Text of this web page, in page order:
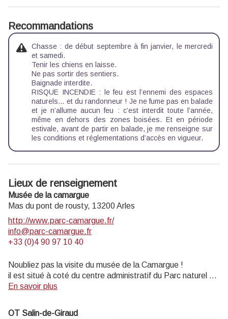
Recommandations
Chasse : de début septembre à fin janvier, le mercredi
et samedi.
Tenir les chiens en laisse.
Ne pas sortir des sentiers.
Baignade interdite.
RISQUE INCENDIE : le feu est l’ennemi des espaces
naturels… et du randonneur ! Je ne fume pas en balade
et je n’allume aucun feu : c’est interdit toute l’année,
même en dehors des zones boisées. Et en période
estivale, avant de partir en balade, je me renseigne sur
les conditions et réglementations d’accès en vigueur.
Lieux de renseignement
Musée de la camargue
Mas du pont de rousty, 13200Arles
http://www.parc-camargue.fr/
info@parc-camargue.fr
+33 (0)4 90 97 10 40
Noubliez pas la visite du musée de la Camargue !
il est situé à coté du centre administratif du Parc naturel de
camargue
En savoir plus
OT Salin-de-Giraud